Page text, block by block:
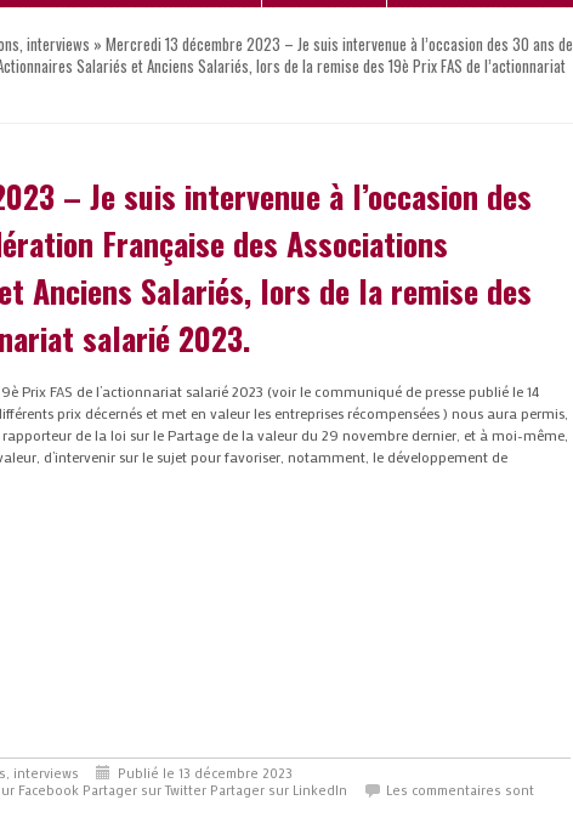
interviews » Mercredi 13 décembre 2023 – Je suis intervenue à l’occasion des 30 ans de
Salariés et Anciens Salariés, lors de la remise des 19è Prix FAS de l’actionnariat
– Je suis intervenue à l’occasion des
Française des Associations
Anciens Salariés, lors de la remise des
salarié 2023.
Prix FAS de l’actionnariat salarié 2023 (voir le communiqué de presse publié le 14
prix décernés et met en valeur les entreprises récompensées ) nous aura permis,
de la loi sur le Partage de la valeur du 29 novembre dernier, et à moi-même,
d’intervenir sur le sujet pour favoriser, notamment, le développement de
interviews
Publié le 13 décembre 2023
Facebook Partager sur Twitter Partager sur LinkedIn
Les commentaires sont